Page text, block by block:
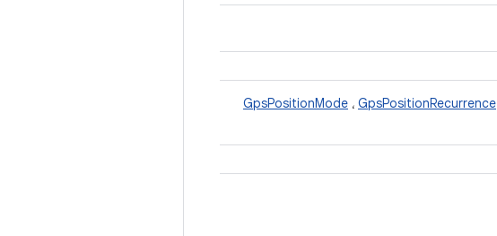
GpsPositionMode ، GpsPositionRecurrence